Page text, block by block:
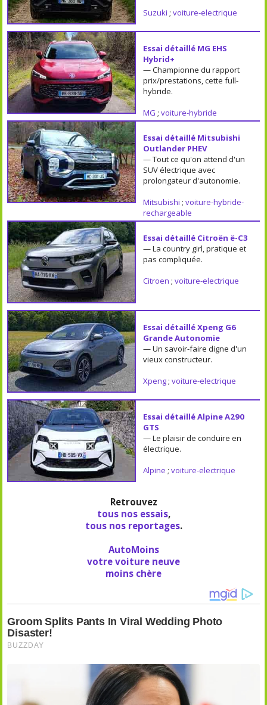
Suzuki ; voiture-electrique
Essai détaillé MG EHS
Hybrid+
— Championne du rapport
prix/prestations, cette full-
hybride.
MG ; voiture-hybride
Essai détaillé Mitsubishi
Outlander PHEV
— Tout ce qu'on attend d'un
SUV électrique avec
prolongateur d'autonomie.
Mitsubishi ; voiture-hybride-
rechargeable
Essai détaillé Citroën ë-C3
— La country girl, pratique et
pas compliquée.
Citroen ; voiture-electrique
Essai détaillé Xpeng G6
Grande Autonomie
— Un savoir-faire digne d'un
vieux constructeur.
Xpeng; voiture-electrique
Essai détaillé Alpine A290
GTS
— Le plaisir de conduire en
électrique.
Alpine ; voiture-electrique
Retrouvez
tous nos essais,
tous nos reportages.
AutoMoins
votre voiture neuve
moins chère